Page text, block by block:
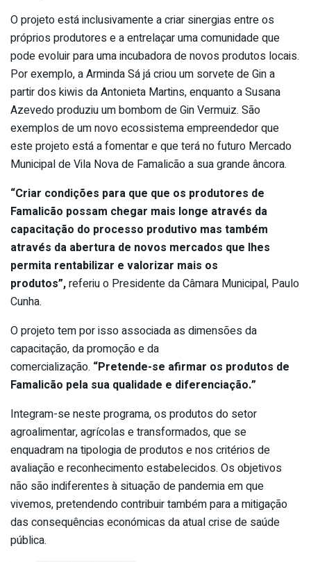
O projeto está inclusivamente a criar sinergias entre os
próprios produtores e a entrelaçar uma comunidade que
pode evoluir para uma incubadora de novos produtos locais.
Por exemplo, a Arminda Sá já criou um sorvete de Gin a
partir dos kiwis da Antonieta Martins, enquanto a Susana
Azevedo produziu um bombom de Gin Vermuiz. São
exemplos de um novo ecossistema empreendedor que
este projeto está a fomentar e que terá no futuro Mercado
Municipal de Vila Nova de Famalicão a sua grande âncora.
“Criar condições para que que os produtores de
Famalicão possam chegar mais longe através da
capacitação do processo produtivo mas também
através da abertura de novos mercados que lhes
permita rentabilizar e valorizar mais os
produtos”,referiu o Presidente da Câmara Municipal, Paulo
Cunha.
O projeto tem por isso associada as dimensões da
capacitação, da promoção e da
comercialização. “Pretende-se afirmar os produtos de
Famalicão pela sua qualidade e diferenciação.”
Integram-se neste programa, os produtos do setor
agroalimentar, agrícolas e transformados, que se
enquadram na tipologia de produtos e nos critérios de
avaliação e reconhecimento estabelecidos. Os objetivos
não são indiferentes à situação de pandemia em que
vivemos, pretendendo contribuir também para a mitigação
das consequências económicas da atual crise de saúde
pública.